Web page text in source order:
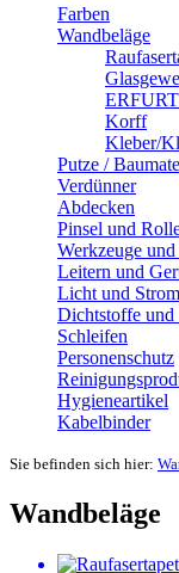
Farben
Wandbeläge
Korff
Kleber/
Putze /
Verdünner
Abdecken
Pinsel und
Werkzeuge
Leitern und
Licht und Strom
Dichtstoffe und
Schleifen
Personenschutz
Hygieneartikel
Kabelbinder
Sie befinden sich hier:
Wandbeläge